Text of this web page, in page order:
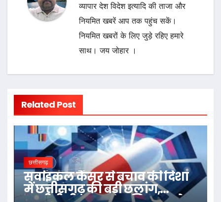
व्यापार देश विदेश इत्यादि की ताजा और
नियमित खबरें आप तक पहुंच सकें।
नियमित खबरों के लिए जुड़े रहिए हमारे
साथ। जय जोहार ।
Related Post
छत्तीसगढ़
सर्वाइकल कैंसर से बचाव की दिशा
में छत्तीसगढ़ की बड़ी छलांग,